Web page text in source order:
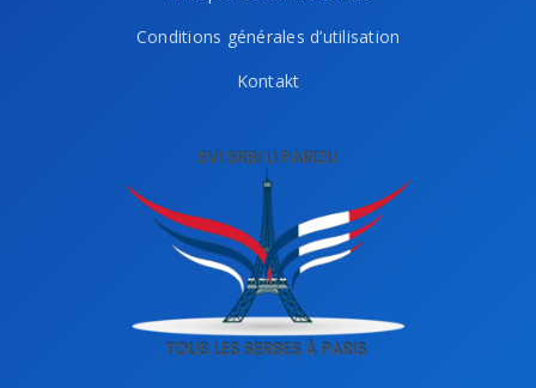
Conditions générales d’utilisation
Kontakt